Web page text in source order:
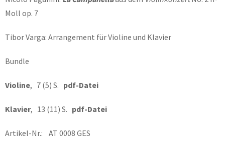
Moll op. 7
Tibor Varga: Arrangement für Violine und Klavier
Bundle
Violine, 7 (5) S. pdf-Datei
Klavier, 13 (11) S. pdf-Datei
Artikel-Nr.: AT 0008 GES